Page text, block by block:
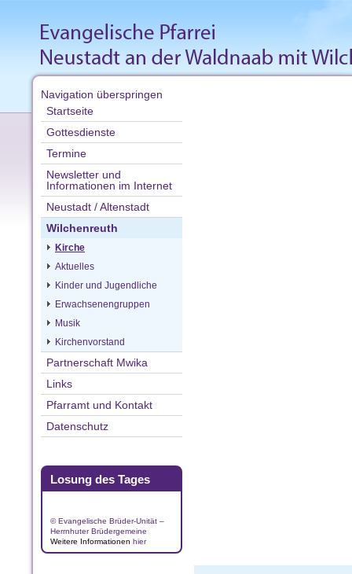
Navigation überspringen
Startseite
Gottesdienste
Termine
Newsletter und
Informationen im Internet
Neustadt / Altenstadt
Wilchenreuth
Kirche
Aktuelles
Kinder und Jugendliche
Erwachsenengruppen
Musik
Kirchenvorstand
Partnerschaft Mwika
Links
Pfarramt und Kontakt
Datenschutz
Losung des Tages
© Evangelische Brüder-Unität –
Herrnhuter Brüdergemeine
Weitere Informationen hier